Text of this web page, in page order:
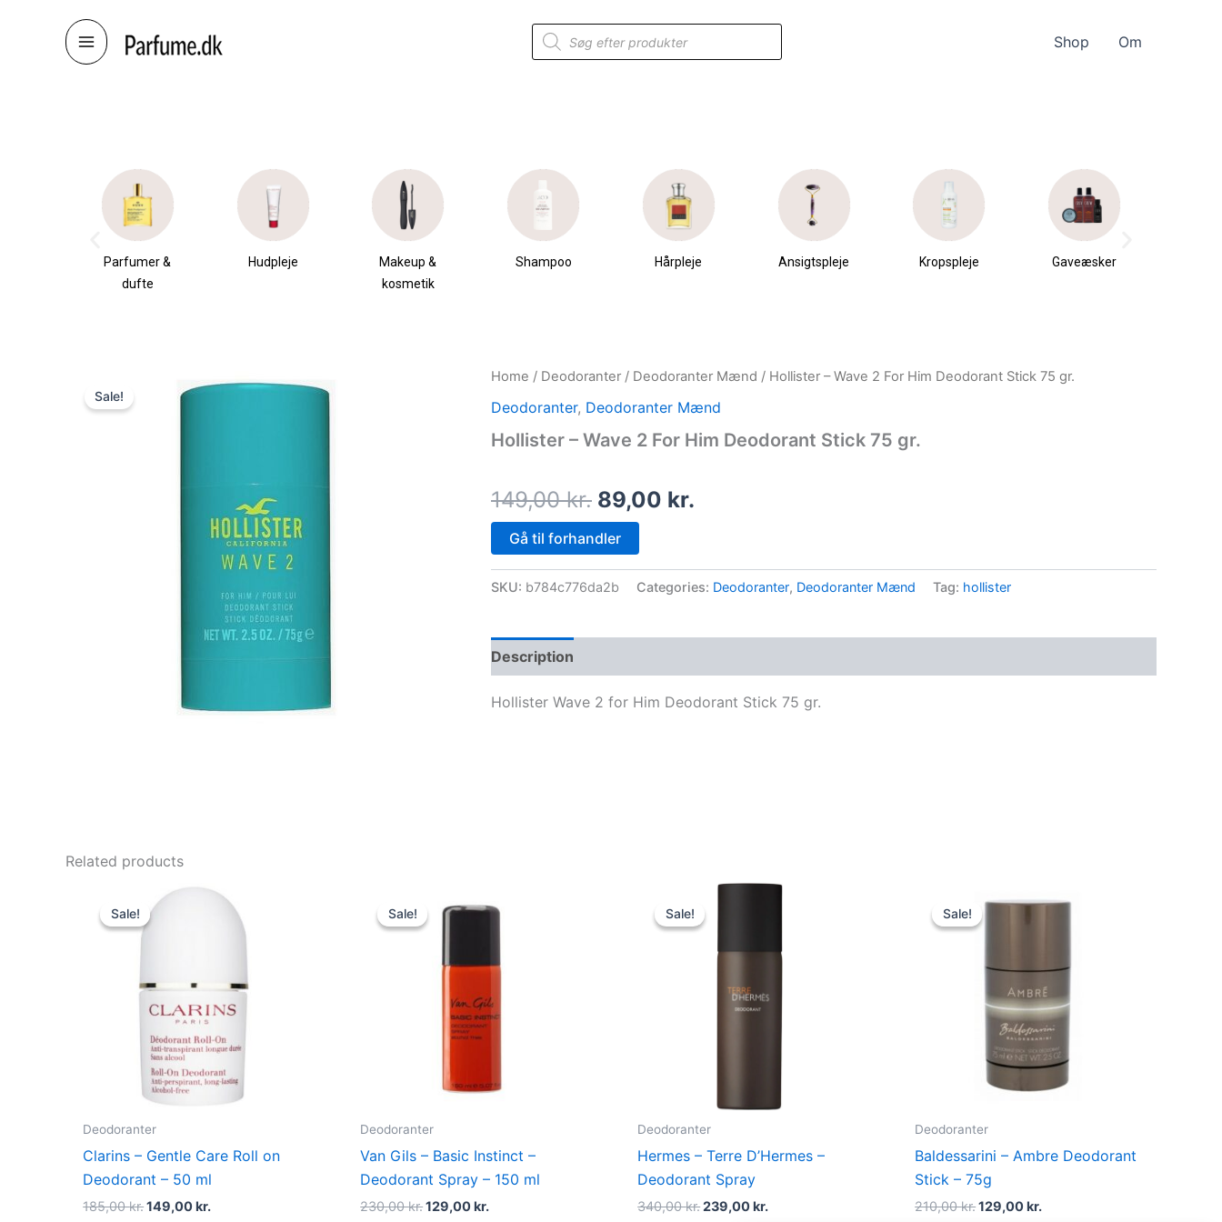
Products
search
Shop Om
Parfumer &
dufte
Hudpleje
Makeup &
kosmetik
Shampoo Hårpleje Ansigtspleje Kropspleje Gaveæsker
Sale!
Home / Deodoranter / Deodoranter Mænd / Hollister – Wave 2 For Him Deodorant Stick 75 gr.
Deodoranter, Deodoranter Mænd
Hollister – Wave 2 For Him Deodorant Stick 75 gr.
149,00kr.
Original
price
was:
149,00 kr..
89,00 kr.
Current
price
is:
Gå til forhandler
SKU: b784c776da2b Categories: Deodoranter, Deodoranter Mænd Tag: hollister
Description
Hollister Wave 2 for Him Deodorant Stick 75 gr.
Related products
Sale!
Sale!
Deodoranter
Clarins – Gentle Care Roll on
Deodorant – 50 ml
185,00kr.
Original
price
was:
149,00kr.
Current
price
149,00 kr..
Sale!
Sale!
Deodoranter
Van Gils – Basic Instinct –
Deodorant Spray – 150 ml
230,00kr.
price
was:
129,00kr.
price
Sale!
Sale!
Deodoranter
Hermes – Terre D’Hermes –
Deodorant Spray
340,00kr.
Original
was:
239,00kr.
Current
Sale!
Sale!
Deodoranter
Baldessarini – Ambre Deodorant
Stick – 75g
210,00kr.
price
was:
129,00kr.
price